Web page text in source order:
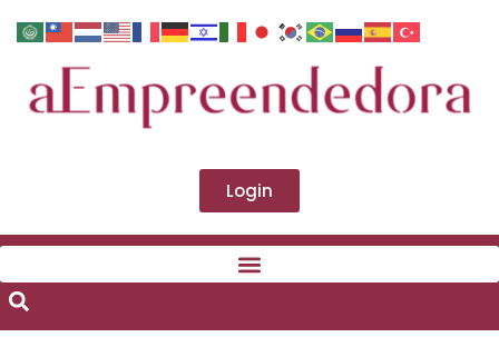
Login